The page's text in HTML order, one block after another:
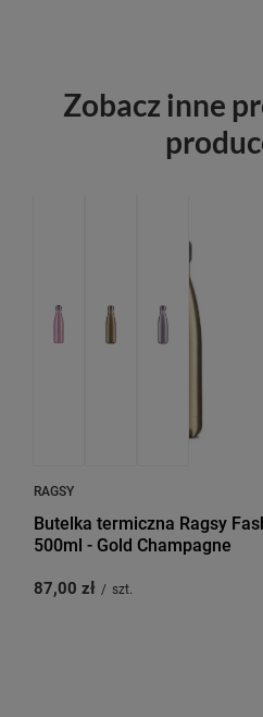
Zobacz inne
RAGSY
Butelka termiczna Ragsy
500ml - Gold Champagne
87,00 zł / szt.